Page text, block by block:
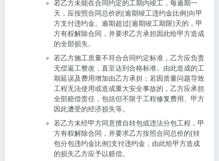
若乙方未能在合同约定的工期内竣工，每逾期一
天，应按照合同总价的[逾期竣工违约金比例]向甲
方支付违约金。逾期超过[逾期竣工期限]天的，甲
方有权解除合同，并要求乙方承担因此给甲方造成
的全部损失。
若乙方施工质量不符合合同约定标准，乙方应负责
无偿返工整改，直至达到合格标准。由此造成的工
期延误及费用增加由乙方承担；若因质量问题导致
工程无法使用或造成重大安全事故的，乙方应承担
全部赔偿责任，包括但不限于工程修复费用、甲方
因此遭受的经济损失等。
若乙方未经甲方同意擅自转包或违法分包工程，甲
方有权解除合同，并要求乙方按照合同总价的[转
包分包违约金比例]支付违约金，由此给甲方造成
的损失乙方应予以赔偿。